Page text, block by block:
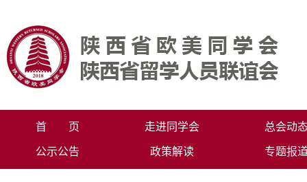
首 页 走进同学会 总会动
公示公告 政策解读 专题报